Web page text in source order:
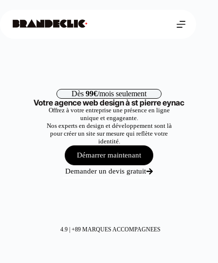
Dès 99€/mois seulement
Votre agence web design à st pierre eynac
Offrez à votre entreprise une présence en ligne
unique et engageante.
Nos experts en design et développement sont là
pour créer un site sur mesure qui reflète votre
identité.
Démarrer maintenant
Demander un devis gratuit
4.9 | +89 MARQUES ACCOMPAGNEES